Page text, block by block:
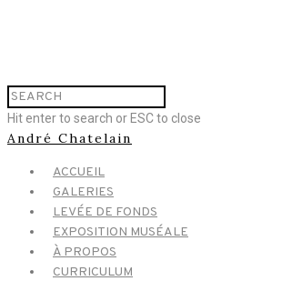
Hit enter to search or ESC to close
André Chatelain
ACCUEIL
GALERIES
LEVÉE DE FONDS
EXPOSITION MUSÉALE
À PROPOS
CURRICULUM